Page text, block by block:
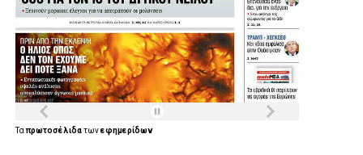
Ταπρωτοσέλιδατωνεφημερίδων